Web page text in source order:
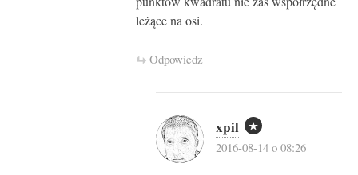
leżące na osi.
Odpowiedz
xpil
2016-08-14 o 08:26